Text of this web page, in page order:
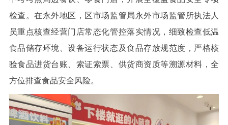
检查。在永外地区，区市场监管局永外市场监管所执法人
员重点核查经营门店常态化管控落实情况，细致检查低温
食品储存环境、设备运行状态及食品存放规范度，严格核
验食品进货台账、索证索票、供货商资质等溯源材料，全
方位排查食品安全风险。